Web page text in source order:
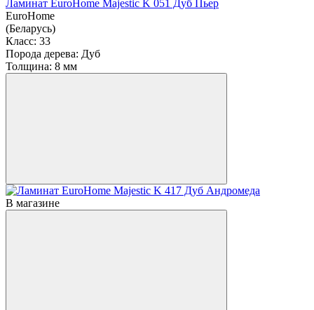
Ламинат EuroHome Majestic K 051 Дуб Пьер
EuroHome
(Беларусь)
Класс: 33
Порода дерева: Дуб
Толщина: 8 мм
В магазине